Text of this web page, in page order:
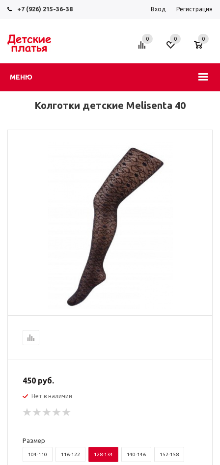
+7 (926) 215-36-38 Вход Регистрация
МЕНЮ
0 0 0
Колготки детские Melisenta 40
450 руб.
Нет в наличии
Размер
104-110 116-122 128-134 140-146 152-158